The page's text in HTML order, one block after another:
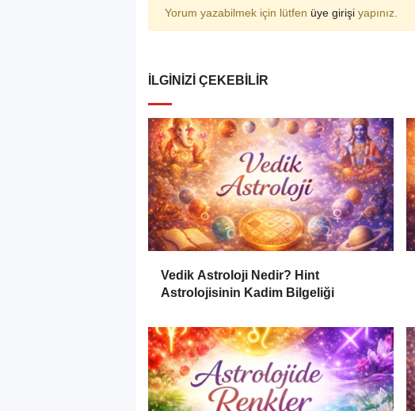
Yorum yazabilmek için lütfen üye girişi yapınız.
İLGINIZI ÇEKEBILIR
Vedik Astroloji Nedir? Hint
Astrolojisinin Kadim Bilgeliği